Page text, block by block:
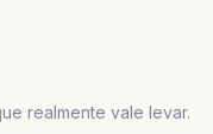
realmente vale levar.